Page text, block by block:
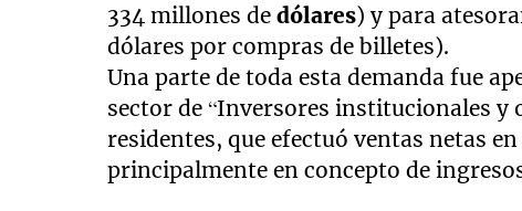
334 millones dedólares) y para
dólares por compras de billetes).
Una parte de toda esta demanda fue
sector de “Inversores institucionales y
residentes, que efectuó ventas netas
principalmente en concepto de